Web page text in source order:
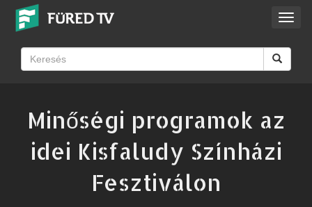
Minőségi programok az
idei Kisfaludy Színházi
Fesztiválon